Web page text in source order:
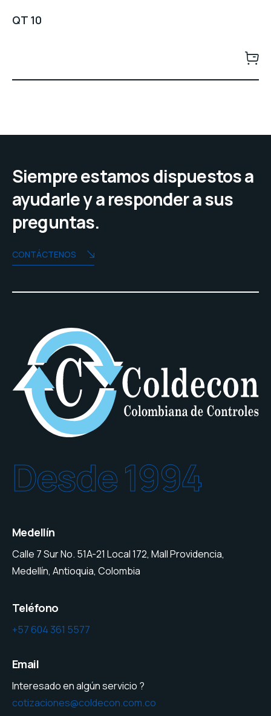
QT 10
Siempre estamos dispuestos a
ayudarle y a responder a sus
preguntas.
CONTÁCTENOS
Desde 1994
Medellín
Calle 7 Sur No. 51A-21 Local 172, Mall Providencia,
Medellín, Antioquia, Colombia
Teléfono
+57 604 361 5577
Email
Interesado en algún servicio ?
cotizaciones@coldecon.com.co